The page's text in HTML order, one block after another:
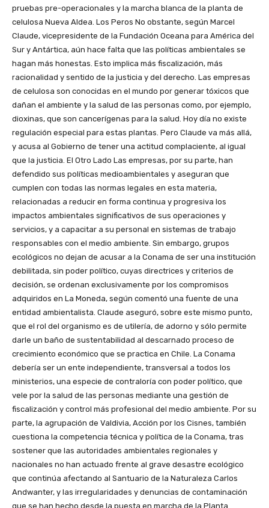
pruebas pre-operacionales y la marcha blanca de la planta de
celulosa Nueva Aldea. Los Peros No obstante, según Marcel
Claude, vicepresidente de la Fundación Oceana para América del
Sur y Antártica, aún hace falta que las políticas ambientales se
hagan más honestas. Esto implica más fiscalización, más
racionalidad y sentido de la justicia y del derecho. Las empresas
de celulosa son conocidas en el mundo por generar tóxicos que
dañan el ambiente y la salud de las personas como, por ejemplo,
dioxinas, que son cancerígenas para la salud. Hoy día no existe
regulación especial para estas plantas. Pero Claude va más allá,
y acusa al Gobierno de tener una actitud complaciente, al igual
que la justicia. El Otro Lado Las empresas, por su parte, han
defendido sus políticas medioambientales y aseguran que
cumplen con todas las normas legales en esta materia,
relacionadas a reducir en forma continua y progresiva los
impactos ambientales significativos de sus operaciones y
servicios, y a capacitar a su personal en sistemas de trabajo
responsables con el medio ambiente. Sin embargo, grupos
ecológicos no dejan de acusar a la Conama de ser una institución
debilitada, sin poder político, cuyas directrices y criterios de
decisión, se ordenan exclusivamente por los compromisos
adquiridos en La Moneda, según comentó una fuente de una
entidad ambientalista. Claude aseguró, sobre este mismo punto,
que el rol del organismo es de utilería, de adorno y sólo permite
darle un baño de sustentabilidad al descarnado proceso de
crecimiento económico que se practica en Chile. La Conama
debería ser un ente independiente, transversal a todos los
ministerios, una especie de contraloría con poder político, que
vele por la salud de las personas mediante una gestión de
fiscalización y control más profesional del medio ambiente. Por su
parte, la agrupación de Valdivia, Acción por los Cisnes, también
cuestiona la competencia técnica y política de la Conama, tras
sostener que las autoridades ambientales regionales y
nacionales no han actuado frente al grave desastre ecológico
que continúa afectando al Santuario de la Naturaleza Carlos
Andwanter, y las irregularidades y denuncias de contaminación
que se han hecho desde la puesta en marcha de la Planta